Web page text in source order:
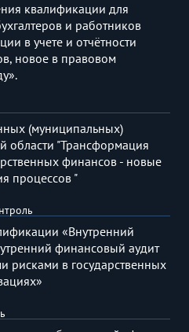
квалификации для
и работников
в учете и отчётности
новое в правовом
(муниципальных)
области "Трансформация
финансов - новые
процессов "
«Внутренний
финансовый аудит
рисками в государственных